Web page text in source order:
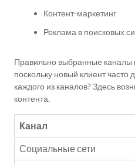
Контент-маркетинг
Реклама в поисковых
Правильно выбранные каналы
поскольку новый клиент
каждого из каналов? Здесь
контента.
Канал
Социальные сети